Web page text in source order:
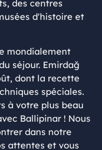
des centres
d'histoire et
mondialement
séjour. Emirdağ
dont la recette
spéciales.
à votre plus beau
Ballipinar ! Nous
dans notre
attentes et vous